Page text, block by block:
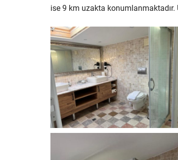
ise 9 km uzakta konumlanmaktadır.